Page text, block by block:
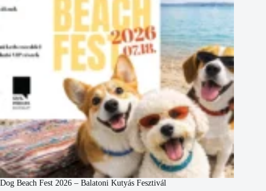
Dog Beach Fest 2026 – Balatoni Kutyás Fesztivál